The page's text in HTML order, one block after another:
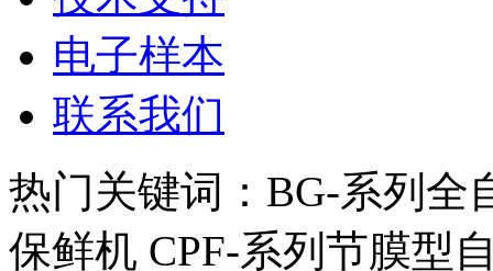
电子样本
联系我们
热门关键词：BG-系列全
保鲜机 CPF-系列节膜型